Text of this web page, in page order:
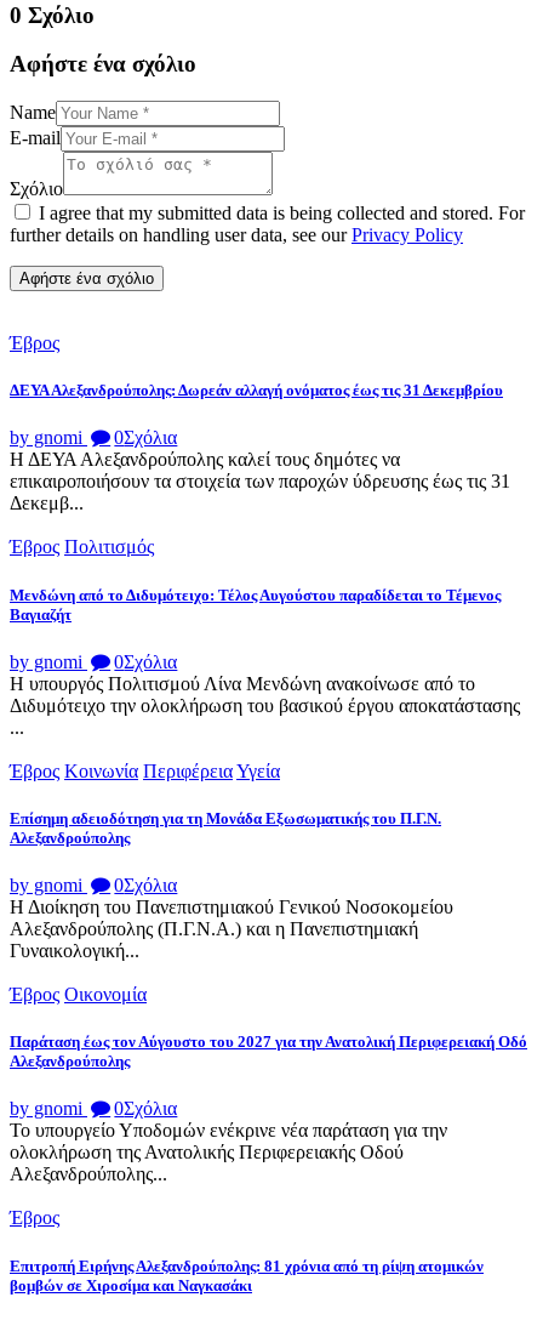
0 Σχόλιο
Αφήστε ένα σχόλιο
Name
E-mail
Σχόλιο
I agree that my submitted data is being collected and stored. For
further details on handling user data, see ourPrivacy Policy
Έβρος
ΔΕΥΑ Αλεξανδρούπολης: Δωρεάν αλλαγή ονόματος έως τις 31 Δεκεμβρίου
by gnomi 0Σχόλια
Η ΔΕΥΑ Αλεξανδρούπολης καλεί τους δημότες να
επικαιροποιήσουν τα στοιχεία των παροχών ύδρευσης έως τις 31
Δεκεμβ...
Έβρος Πολιτισμός
Μενδώνη από το Διδυμότειχο: Τέλος Αυγούστου παραδίδεται το Τέμενος
Βαγιαζήτ
by gnomi 0Σχόλια
Η υπουργός Πολιτισμού Λίνα Μενδώνη ανακοίνωσε από το
Διδυμότειχο την ολοκλήρωση του βασικού έργου αποκατάστασης
...
Έβρος Κοινωνία ΠεριφέρειαΥγεία
Επίσημη αδειοδότηση για τη Μονάδα Εξωσωματικής του Π.Γ.Ν.
Αλεξανδρούπολης
by gnomi 0Σχόλια
Η Διοίκηση του Πανεπιστημιακού Γενικού Νοσοκομείου
Αλεξανδρούπολης (Π.Γ.Ν.Α.) και η Πανεπιστημιακή
Γυναικολογική...
Έβρος Οικονομία
Παράταση έως τον Αύγουστο του 2027 για την Ανατολική Περιφερειακή Οδό
Αλεξανδρούπολης
by gnomi 0Σχόλια
Το υπουργείο Υποδομών ενέκρινε νέα παράταση για την
ολοκλήρωση της Ανατολικής Περιφερειακής Οδού
Αλεξανδρούπολης...
Έβρος
Επιτροπή Ειρήνης Αλεξανδρούπολης: 81 χρόνια από τη ρίψη ατομικών
βομβών σε Χιροσίμα και Ναγκασάκι